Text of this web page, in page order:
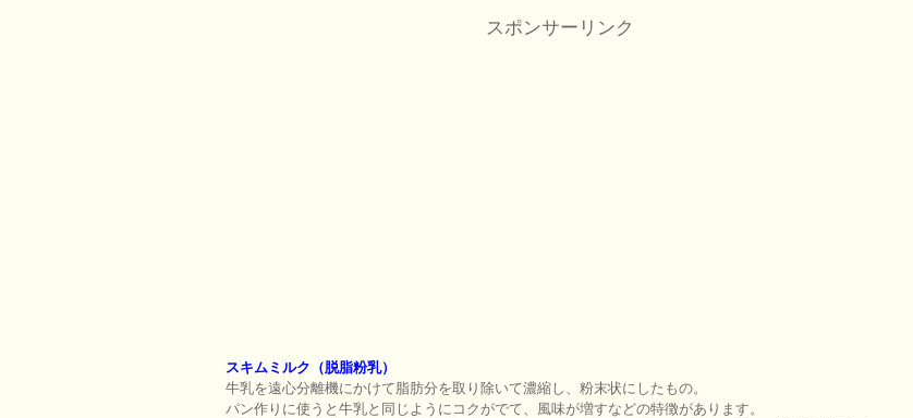
スポンサーリンク
スキムミルク（脱脂粉乳）
牛乳を遠心分離機にかけて脂肪分を取り除いて濃縮し、粉末状にしたもの。
パン作りに使うと牛乳と同じようにコクがでて、風味が増すなどの特徴があります。